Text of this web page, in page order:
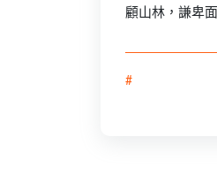
顧山林，謙卑
#